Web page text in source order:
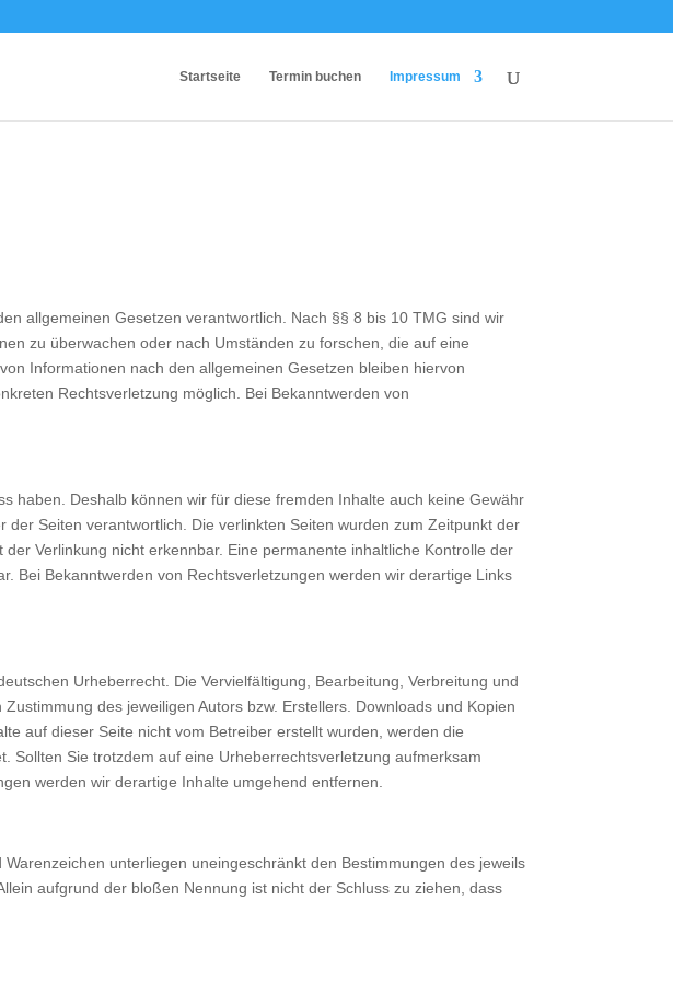
Startseite Termin buchen Impressum
allgemeinen Gesetzen verantwortlich. Nach §§ 8 bis 10 TMG sind wir
zu überwachen oder nach Umständen zu forschen, die auf eine
Informationen nach den allgemeinen Gesetzen bleiben hiervon
Rechtsverletzung möglich. Bei Bekanntwerden von
haben. Deshalb können wir für diese fremden Inhalte auch keine Gewähr
Seiten verantwortlich. Die verlinkten Seiten wurden zum Zeitpunkt der
Verlinkung nicht erkennbar. Eine permanente inhaltliche Kontrolle der
Bei Bekanntwerden von Rechtsverletzungen werden wir derartige Links
Urheberrecht. Die Vervielfältigung, Bearbeitung, Verbreitung und
des jeweiligen Autors bzw. Erstellers. Downloads und Kopien
auf dieser Seite nicht vom Betreiber erstellt wurden, werden die
Sollten Sie trotzdem auf eine Urheberrechtsverletzung aufmerksam
werden wir derartige Inhalte umgehend entfernen.
unterliegen uneingeschränkt den Bestimmungen des jeweils
aufgrund der bloßen Nennung ist nicht der Schluss zu ziehen, dass